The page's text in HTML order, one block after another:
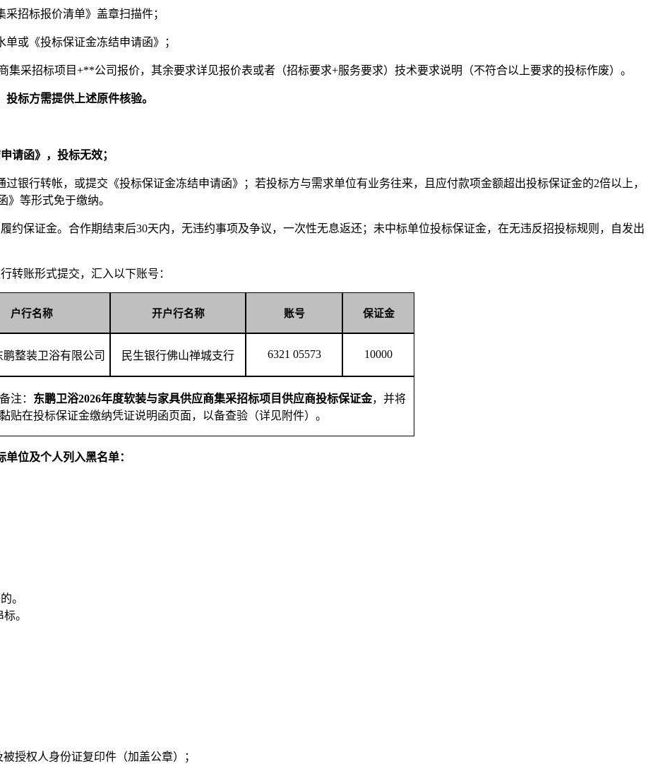
招标报价清单》盖章扫描件；
或《投标保证金冻结申请函》；
集采招标项目+**公司报价，其余要求详见报价表或者 （招标要求+服务要求）技术要求说明（不符合以上要求的投标作废）。
投标方需提供上述原件核验。
请函》，投标无效；
银行转帐，或提交《投标保证金冻结申请函》；若投标方与需求单位有业务往来，且应付款项金额超出投标保证金的2倍以上，
等形式免于缴纳。
约保证金。合作期结束后30天内，无违约事项及争议，一次性无息返还；未中标单位投标保证金，在无违反招投标规则，自发出
转账形式提交，汇入以下账号：
户行名称 开户行名称 账号 保证金
鹏整装卫浴有限公司 民生银行佛山禅城支行 6321 05573 10000
注： 东鹏卫浴2026年度软装与家具供应商集采招标项目供应商投标保证金，并将
贴在投标保证金缴纳凭证说明函页面，以备查验（详见附件）。
位及个人列入黑名单：
。
。
授权人身份证复印件（加盖公章）；